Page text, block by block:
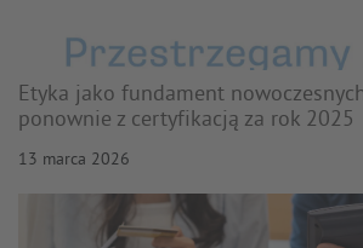
Etyka jako fundament
ponownie z certyfikacją za rok 2025
13 marca 2026